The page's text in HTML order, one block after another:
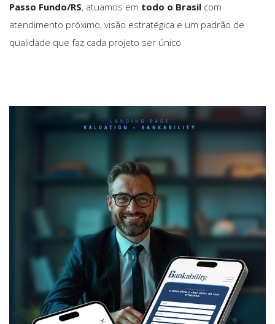
Passo Fundo/RS, atuamos em todo o Brasil com
atendimento próximo, visão estratégica e um padrão de
qualidade que faz cada projeto ser único